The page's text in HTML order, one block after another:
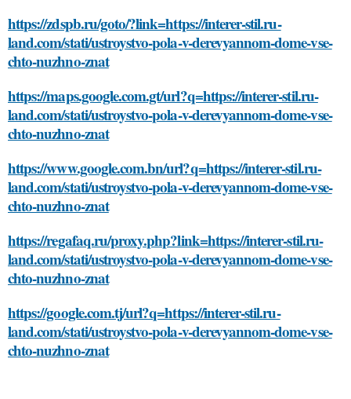
https://zdspb.ru/goto/?link=https://interer-stil.ru-
land.com/stati/ustroystvo-pola-v-derevyannom-dome-vse-
chto-nuzhno-znat
https://maps.google.com.gt/url?q=https://interer-stil.ru-
land.com/stati/ustroystvo-pola-v-derevyannom-dome-vse-
chto-nuzhno-znat
https://www.google.com.bn/url?q=https://interer-stil.ru-
land.com/stati/ustroystvo-pola-v-derevyannom-dome-vse-
chto-nuzhno-znat
https://regafaq.ru/proxy.php?link=https://interer-stil.ru-
land.com/stati/ustroystvo-pola-v-derevyannom-dome-vse-
chto-nuzhno-znat
https://google.com.tj/url?q=https://interer-stil.ru-
land.com/stati/ustroystvo-pola-v-derevyannom-dome-vse-
chto-nuzhno-znat